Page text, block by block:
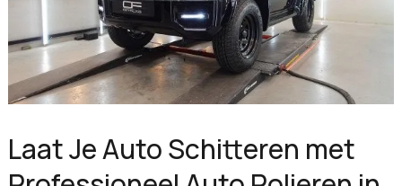
Laat Je Auto Schitteren met